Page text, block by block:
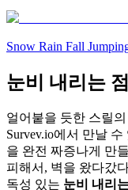
Snow Rain Fall
눈비 내리는
얼어붙을 듯한 스릴의
Survev.io에서 만날
을 완전 짜증나게 만
피해서, 벽을 왔다갔
독성 있는 눈비 내리